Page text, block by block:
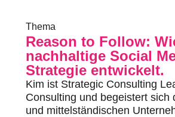
Thema
Reason to Follow:
nachhaltige Social
Strategie entwickelt.
Kim ist Strategic Consulting
Consulting und begeistert sich
und mittelständischen